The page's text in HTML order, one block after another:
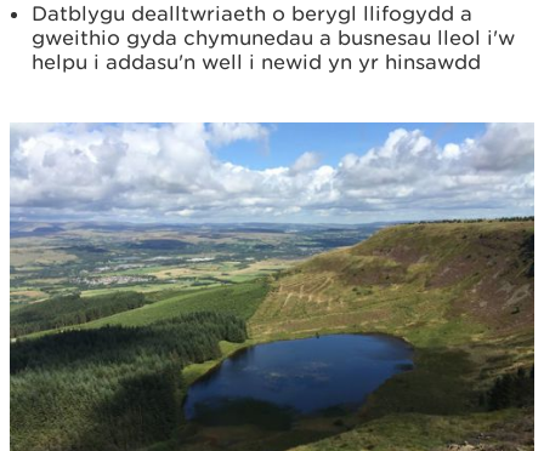
Datblygu dealltwriaeth o berygl llifogydd a
gweithio gyda chymunedau a busnesau lleol i'w
helpu i addasu'n well i newid yn yr hinsawdd